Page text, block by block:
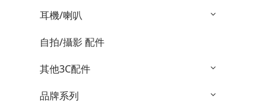
耳機/喇叭
自拍/攝影 配件
其他3C配件
品牌系列